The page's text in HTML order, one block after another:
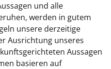
und alle
werden in gutem
unsere derzeitige
Ausrichtung unseres
Aussagen
basieren auf